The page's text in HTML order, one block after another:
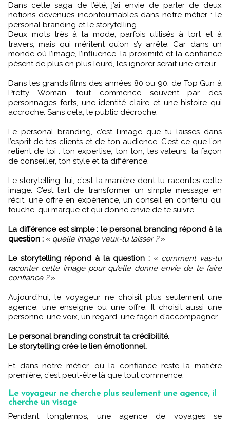
Dans cette saga de l’été, j’ai envie de parler de deux
notions devenues incontournables dans notre métier : le
personal branding et le storytelling.
Deux mots très à la mode, parfois utilisés à tort et à
travers, mais qui méritent qu’on s’y arrête. Car dans un
monde où l’image, l’influence, la proximité et la confiance
pèsent de plus en plus lourd, les ignorer serait une erreur.
Dans les grands films des années 80 ou 90, de Top Gun à
Pretty Woman, tout commence souvent par des
personnages forts, une identité claire et une histoire qui
accroche. Sans cela, le public décroche.
Le personal branding, c’est l’image que tu laisses dans
l’esprit de tes clients et de ton audience. C’est ce que l’on
retient de toi : ton expertise, ton ton, tes valeurs, ta façon
de conseiller, ton style et ta différence.
Le storytelling, lui, c’est la manière dont tu racontes cette
image. C’est l’art de transformer un simple message en
récit, une offre en expérience, un conseil en contenu qui
touche, qui marque et qui donne envie de te suivre.
La différence est simple : le personal branding répond à la
question : « quelle image veux-tu laisser ?»
Le storytelling répond à la question : « comment vas-tu
raconter cette image pour qu’elle donne envie de te faire
confiance ?»
Aujourd’hui, le voyageur ne choisit plus seulement une
agence, une enseigne ou une offre. Il choisit aussi une
personne, une voix, un regard, une façon d’accompagner.
Le personal branding construit ta crédibilité.
Le storytelling crée le lien émotionnel.
Et dans notre métier, où la confiance reste la matière
première, c’est peut-être là que tout commence.
Le voyageur ne cherche plus seulement une agence, il
cherche un visage
Pendant longtemps, une agence de voyages se